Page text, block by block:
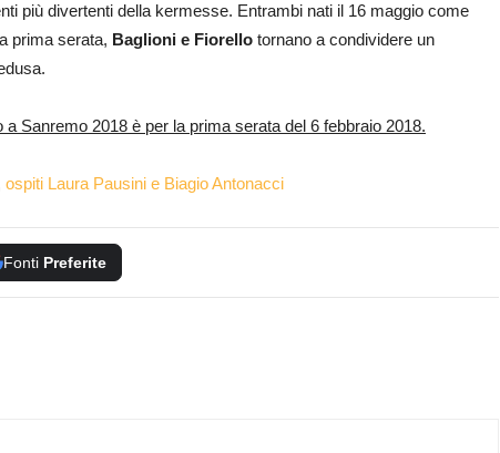
più divertenti della kermesse. Entrambi nati il 16 maggio come
prima serata, Baglioni e Fiorello tornano a condividere un
a Sanremo 2018 è per la prima serata del 6 febbraio 2018.
ospiti Laura Pausini e Biagio Antonacci
Fonti Preferite